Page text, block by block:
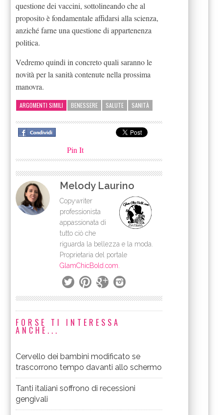
questione dei vaccini, sottolineando che al
proposito è fondamentale affidarsi alla scienza,
anziché farne una questione di appartenenza
politica.
Vedremo quindi in concreto quali saranno le
novità per la sanità contenute nella prossima
manovra.
ARGOMENTI SIMILI BENESSERE SALUTE SANITÀ
Pin It
Melody Laurino
Copywriter
professionista
appassionata di
tutto ciò che
riguarda la bellezza e la moda.
Proprietaria del portale
GlamChicBold.com
FORSE TI INTERESSA
ANCHE...
Cervello dei bambini modificato se
trascorrono tempo davanti allo schermo
Tanti italiani soffrono di recessioni
gengivali